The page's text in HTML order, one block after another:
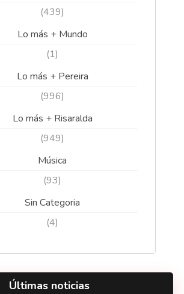
(439)
Lo más + Mundo
(1)
Lo más + Pereira
(996)
Lo más + Risaralda
(949)
Música
(93)
Sin Categoria
(4)
Últimas noticias